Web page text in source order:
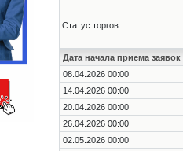
Статус торгов
Дата начала приема заявок
08.04.2026 00:00
14.04.2026 00:00
20.04.2026 00:00
26.04.2026 00:00
02.05.2026 00:00